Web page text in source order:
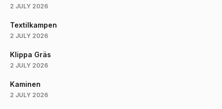
2 JULY 2026
Textilkampen
2 JULY 2026
Klippa Gräs
2 JULY 2026
Kaminen
2 JULY 2026